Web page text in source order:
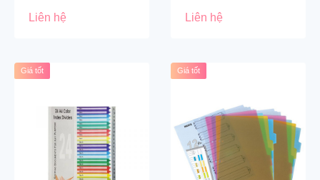
Liên hệ
Liên hệ
Giá tốt Giá tốt